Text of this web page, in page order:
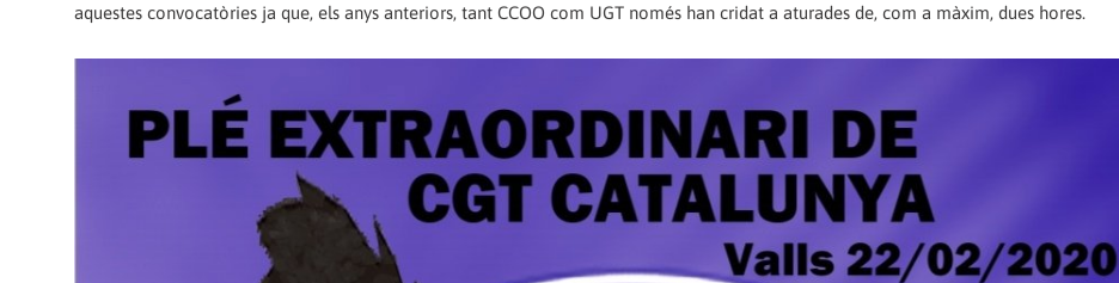
aquestes convocatòries ja que, els anys anteriors, tant CCOO com UGT només han cridat a aturades de, com a màxim, dues hores.